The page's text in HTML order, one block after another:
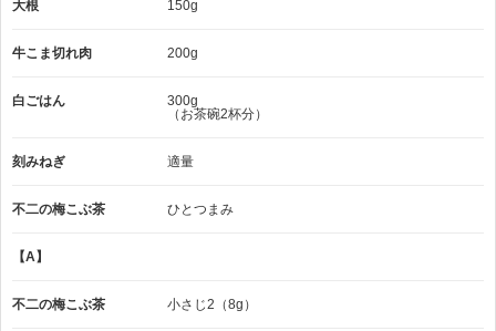
大根 150g
牛こま切れ肉 200g
白ごはん
300g
（お茶碗2杯分）
刻みねぎ 適量
不二の梅こぶ茶 ひとつまみ
【A】
不二の梅こぶ茶 小さじ2（8g）